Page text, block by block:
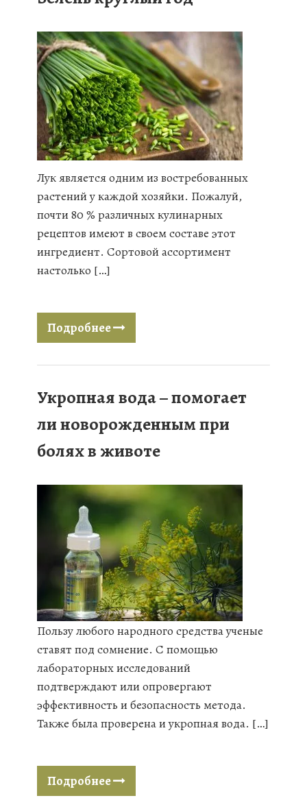
Лук является одним из востребованных
растений у каждой хозяйки. Пожалуй,
почти 80 % различных кулинарных
рецептов имеют в своем составе этот
ингредиент. Сортовой ассортимент
настолько […]
Подробнее
Укропная вода – помогает
ли новорожденным при
болях в животе
Пользу любого народного средства ученые
ставят под сомнение. С помощью
лабораторных исследований
подтверждают или опровергают
эффективность и безопасность метода.
Также была проверена и укропная вода. […]
Подробнее